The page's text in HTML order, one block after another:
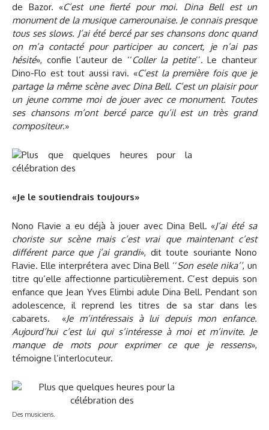
de Bazor. «C’est une fierté pour moi. Dina Bell est un
monument de la musique camerounaise. Je connais presque
tous ses slows. J’ai été bercé par ses chansons donc quand
on m’a contacté pour participer au concert, je n’ai pas
hésité», confie l’auteur de ‘‘Coller la petite’’. Le chanteur
Dino-Flo est tout aussi ravi. «C’est la première fois que je
partage la même scène avec Dina Bell. C’est un plaisir pour
un jeune comme moi de jouer avec ce monument. Toutes
ses chansons m’ont bercé parce qu’il est un très grand
compositeur.»
«Je le soutiendrais toujours»
Nono Flavie a eu déjà à jouer avec Dina Bell. «J’ai été sa
choriste sur scène mais c’est vrai que maintenant c’est
différent parce que j’ai grandi», dit toute souriante Nono
Flavie. Elle interprétera avec Dina Bell ‘‘Son esele nika’’, un
titre qu’elle affectionne particulièrement. C’est depuis son
enfance que Jean Yves Elimbi adule Dina Bell. Pendant son
adolescence, il reprend les titres de sa star dans les
cabarets. «Je m’intéressais à lui depuis mon enfance.
Aujourd’hui c’est lui qui s’intéresse à moi et m’invite. Je
manque de mots pour exprimer ce que je ressens»,
témoigne l’interlocuteur.
Des musiciens.